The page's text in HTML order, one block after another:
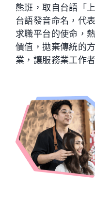
熊班，取自台語「
台語發音命名，代
求職平台的使命，
價值，拋棄傳統的
業，讓服務業工作